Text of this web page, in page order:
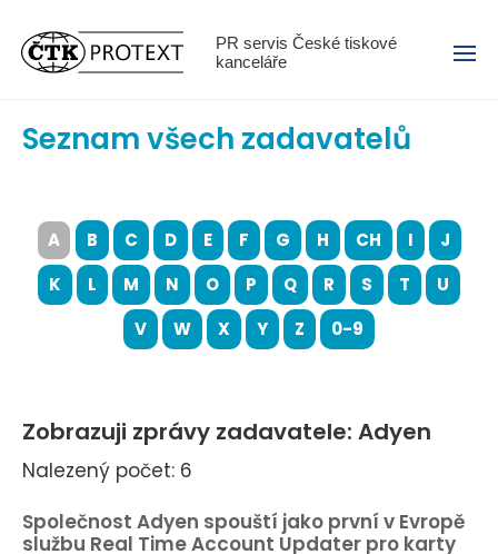
PR servis České tiskové
kanceláře
Menu
Seznam všech zadavatelů
A B C D E F G H CH I
J
K
L M N O P Q R S T
U
V
W X Y Z 0-9
Zobrazuji zprávy zadavatele: Adyen
Nalezený počet: 6
Společnost Adyen spouští jako první v Evropě
službu Real Time Account Updater pro karty